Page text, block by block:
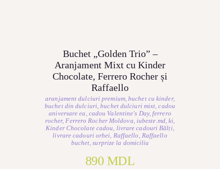
Buchet „Golden Trio” –
Aranjament Mixt cu Kinder
Chocolate, Ferrero Rocher și
Raffaello
aranjament dulciuri premium,buchet cu kinder,
buchet din dulciuri ,buchet dulciuri mixt ,cadou
aniversare ea cadou Valentine's Day, ferrero
rocher, Ferrero Rocher Moldova iubeste.md,ki
Kinder Chocolate cadou livrare cadouri Bălți
livrare cadouri orhei Raffaello Raffaello
buchet ,surprize la domiciliu
890 MDL